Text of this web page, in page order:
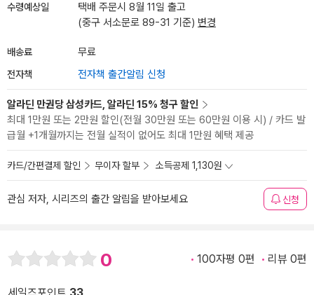
수령예상일
택배 주문시 8월 11일 출고
(중구 서소문로 89-31 기준) 변경
배송료 무료
전자책 전자책 출간알림 신청
알라딘 만권당 삼성카드, 알라딘 15% 청구 할인
최대 1만원 또는 2만원 할인(전월 30만원 또는 60만원 이용 시) / 카드 발
급월 +1개월까지는 전월 실적이 없어도 최대 1만원 혜택 제공
카드/간편결제 할인 무이자 할부 소득공제 1,130원
관심 저자, 시리즈의 출간 알림을 받아보세요 신청
0 100자평 0편 리뷰 0편